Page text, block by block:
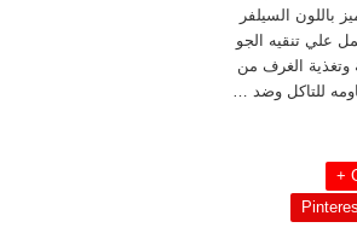
ساخن ويتميز باللون السيلفر
علي تنقيه الجو
وتغذية الغرف من